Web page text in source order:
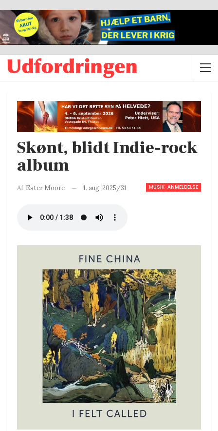
Skønt, blidt Indie-rock
album
MUSIK-ANMELDELSE
Af Ester Moore 1. aug. 2025/31